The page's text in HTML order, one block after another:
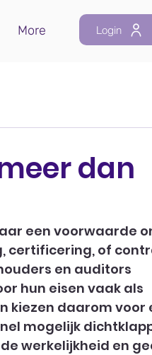
More Login
dan
een voorwaarde
certificering, of
en auditors
hun eisen vaak als
kiezen daarom voor
mogelijk
werkelijkheid en